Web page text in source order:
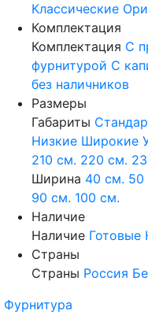
Классические
Комплектация
Комплектация С
фурнитурой С
без наличников
Размеры
Габариты
Низкие Широкие
210 см. 220 см.
Ширина 40 см. 50
90 см. 100 см.
Наличие
Наличие Готовые
Страны
Страны Россия
Фурнитура